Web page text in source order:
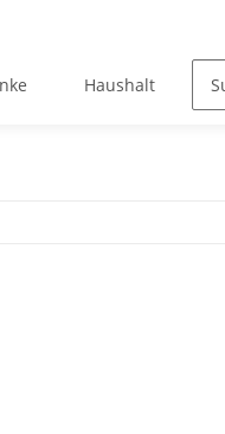
Haushalt